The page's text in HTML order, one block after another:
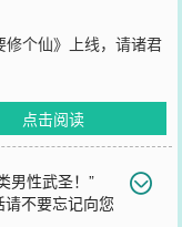
修个仙》上线，请诸君
点击阅读
男性武圣！”
不要忘记向您